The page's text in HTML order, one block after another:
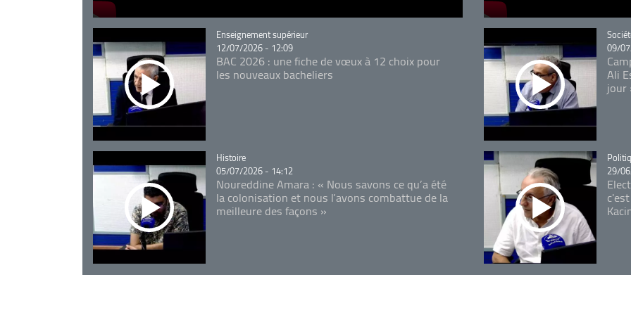
Catégorie
Enseignement supérieur
12/07/2026 - 12:09
BAC 2026 : une fiche de vœux à 12 choix pour
les nouveaux bacheliers
09/
Ali
jour
Catégorie
Histoire
05/07/2026 - 14:12
Noureddine Amara : « Nous savons ce qu’a été
la colonisation et nous l’avons combattue de la
meilleure des façons »
29/